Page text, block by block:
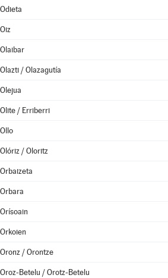
Odieta
Oiz
Olaibar
Olazti / Olazagutía
Olejua
Olite / Erriberri
Ollo
Olóriz / Oloritz
Orbaizeta
Orbara
Orísoain
Orkoien
Oronz / Orontze
Oroz-Betelu / Orotz-Betelu